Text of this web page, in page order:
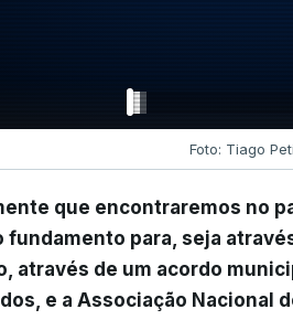
Foto: Tiago
que encontraremos no
fundamento para, seja
através de um acordo
e a Associação Nacional